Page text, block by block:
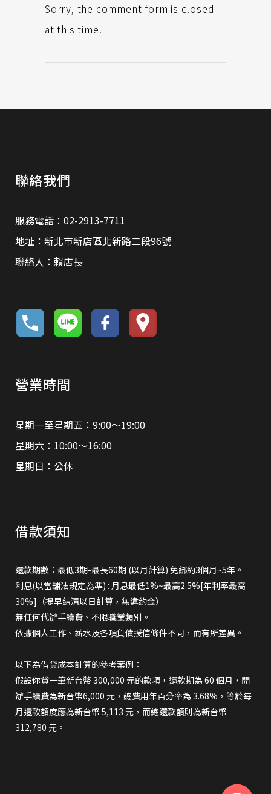
Sorry, the comment form is closed
at this time.
聯絡我們
服務電話：02-2913-7711
地址：新北市新店區北新路二段96號
聯絡人：賴店長
營業時間
星期一至星期五：9:00～19:00
星期六：10:00～16:00
星期日：公休
借款須知
還款期數：最低3期-最長60期 (以月計算) 免綁約3個月~5年。
利息(以當舖法規定為準) : 月息最低1%~最高2.5%[年利率最高
30%]（提早結清以日計算，無違約金）
無任何代辦手續費、不限職業類別。
依據個人工作、薪水及各項負債授信條件不同，而有所差異。
以下為借貸成本計算的參考案例：
假設你貸一筆新台幣 300,000 元的款項，還款期為 60 個月，開
辦手續費為新台幣6,000 元，總費用年百分率為 3.68%，等於每
月還款額度應為新台幣 5,113 元，而總還款額則為新台幣
312,780 元。